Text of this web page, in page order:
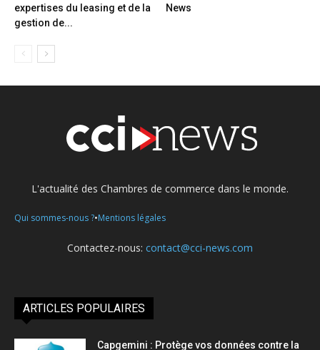
expertises du leasing et de la
gestion de...
News
L'actualité des Chambres de commerce dans le monde.
Qui sommes-nous ?•Mentions légales
Contactez-nous: contact@cci-news.com
ARTICLES POPULAIRES
Capgemini : Protège vos données contre la